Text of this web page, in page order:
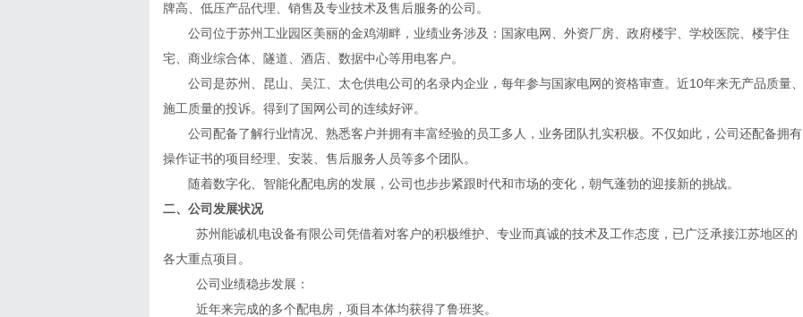
牌高、低压产品代理、销售及专业技术及售后服务的公司。
公司位于苏州工业园区美丽的金鸡湖畔，业绩业务涉及：国家电网、外资厂房、政府楼宇、学校医院、楼宇住
宅、商业综合体、隧道、酒店、数据中心等用电客户。
公司是苏州、昆山、吴江、太仓供电公司的名录内企业，每年参与国家电网的资格审查。近10年来无产品质量、
施工质量的投诉。得到了国网公司的连续好评。
公司配备了解行业情况、熟悉客户并拥有丰富经验的员工多人，业务团队扎实积极。不仅如此，公司还配备拥有
操作证书的项目经理、安装、售后服务人员等多个团队。
随着数字化、智能化配电房的发展，公司也步步紧跟时代和市场的变化，朝气蓬勃的迎接新的挑战。
二、公司发展状况
苏州能诚机电设备有限公司凭借着对客户的积极维护、专业而真诚的技术及工作态度，已广泛承接江苏地区的
各大重点项目。
公司业绩稳步发展：
近年来完成的多个配电房，项目本体均获得了鲁班奖。